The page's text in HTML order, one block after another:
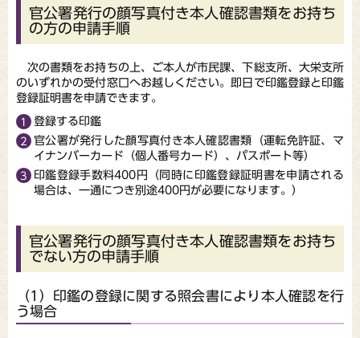
官公署発行の顔写真付き本人確認書類をお持ち
の方の申請手順
次の書類をお持ちの上、ご本人が市民課、下総支所、大栄支所
のいずれかの受付窓口へお越しください。即日で印鑑登録と印鑑
登録証明書を申請できます。
登録する印鑑
官公署が発行した顔写真付き本人確認書類（運転免許証、マ
イナンバーカード（個人番号カード）、パスポート等）
印鑑登録手数料400円（同時に印鑑登録証明書を申請される
場合は、一通につき別途400円が必要になります。）
官公署発行の顔写真付き本人確認書類をお持ち
でない方の申請手順
（1）印鑑の登録に関する照会書により本人確認を行
う場合